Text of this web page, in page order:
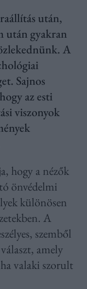
után,
után gyakran
A
Sajnos
az esti
viszonyok
hogy a nézők
önvédelmi
különösen
A
szemből
amely
valaki szorult